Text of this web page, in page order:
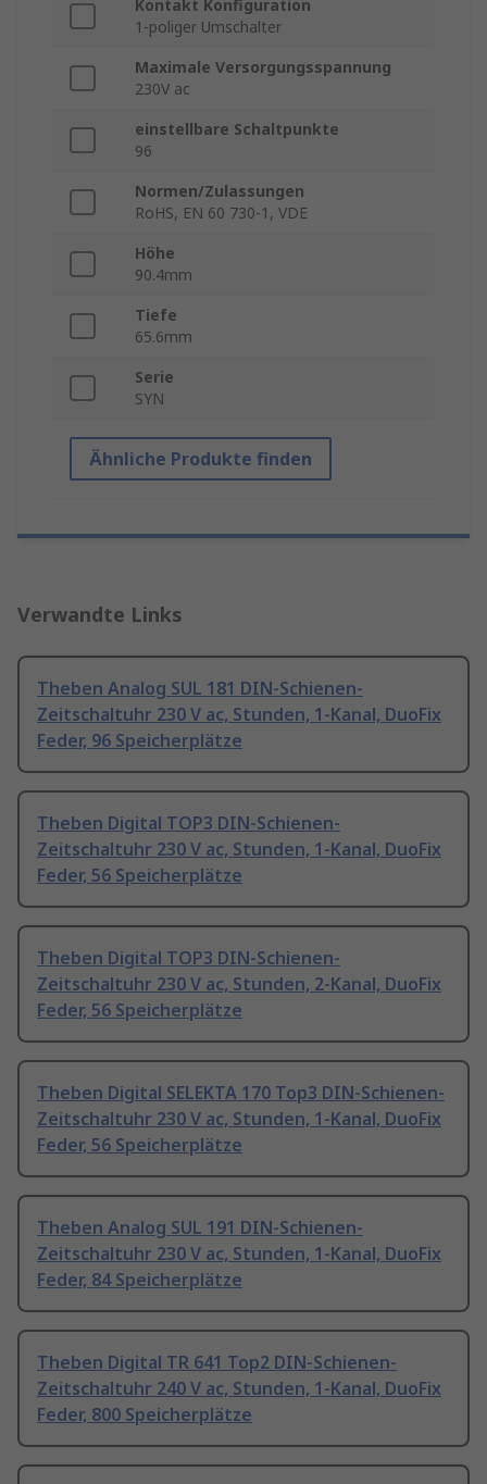
Kontakt Konfiguration
1-poliger Umschalter
Maximale Versorgungsspannung
230V ac
einstellbare Schaltpunkte
96
Normen/Zulassungen
RoHS, EN 60 730-1, VDE
Höhe
90.4mm
Tiefe
65.6mm
Serie
SYN
Ähnliche Produkte finden
Verwandte Links
Theben Analog SUL 181 DIN-Schienen-
Zeitschaltuhr 230 V ac, Stunden, 1-Kanal, DuoFix
Feder, 96 Speicherplätze
Theben Digital TOP3 DIN-Schienen-
Zeitschaltuhr 230 V ac, Stunden, 1-Kanal, DuoFix
Feder, 56 Speicherplätze
Theben Digital TOP3 DIN-Schienen-
Zeitschaltuhr 230 V ac, Stunden, 2-Kanal, DuoFix
Feder, 56 Speicherplätze
Theben Digital SELEKTA 170 Top3 DIN-Schienen-
Zeitschaltuhr 230 V ac, Stunden, 1-Kanal, DuoFix
Feder, 56 Speicherplätze
Theben Analog SUL 191 DIN-Schienen-
Zeitschaltuhr 230 V ac, Stunden, 1-Kanal, DuoFix
Feder, 84 Speicherplätze
Theben Digital TR 641 Top2 DIN-Schienen-
Zeitschaltuhr 240 V ac, Stunden, 1-Kanal, DuoFix
Feder, 800 Speicherplätze